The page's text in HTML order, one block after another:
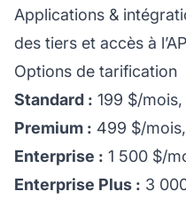
Applications &
des tiers et accès à
Options de tarification
Standard : 199 $/
Premium : 499 $/
Enterprise : 1 500 $/
Enterprise Plus : 3